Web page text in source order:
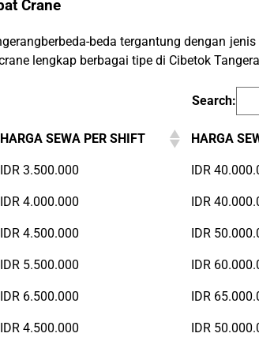
Crane
beda tergantung dengan
lengkap berbagai tipe di Cibetok
Search:
HARGA SEWA PER SHIFT HARGA
IDR 3.500.000 IDR
IDR 4.000.000 IDR
IDR 4.500.000 IDR
IDR 5.500.000 IDR
IDR 6.500.000 IDR
IDR 4.500.000 IDR